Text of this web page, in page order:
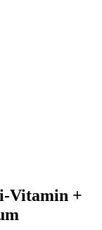
Vitamin +